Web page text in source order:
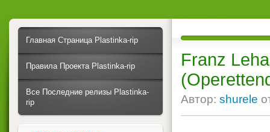
Franz
Автор: shurele
Главная Страница Plastinka-rip
Правила Проекта Plastinka-rip
Все Последние релизы Plastinka-
rip